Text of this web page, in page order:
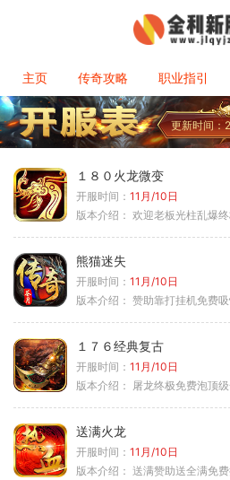
主页 传奇攻略 职业指引
更新时间：
１８０火龙微变
开服时间： 11月/10日
版本介绍： 欢迎老板光柱乱爆
熊猫迷失
开服时间： 11月/10日
版本介绍： 赞助靠打挂机免费
１７６经典复古
开服时间： 11月/10日
版本介绍： 屠龙终极免费泡顶
送满火龙
开服时间： 11月/10日
版本介绍： 送满赞助送全满免